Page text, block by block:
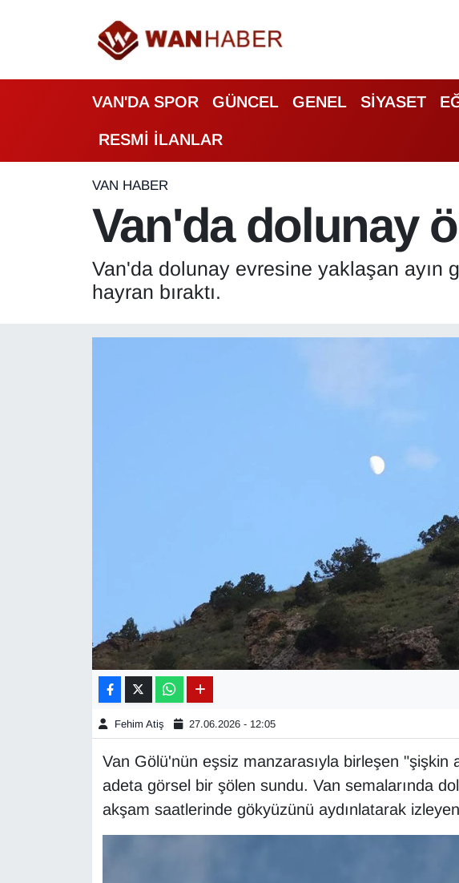
VAN'DA SPOR GÜNCEL GENEL SİYASET
RESMİ İLANLAR
VAN HABER
Van'da dolunay
Van'da dolunay evresine yaklaşan
hayran bıraktı.
Fehim Atiş 27.06.2026 - 12:05
Van Gölü'nün eşsiz manzarasıyla birleşen "şişkin
adeta görsel bir şölen sundu. Van semalarında
akşam saatlerinde gökyüzünü aydınlatarak
ASAYİŞ
BİLİM VE TEKNOLOJİ
Biyografi
Bölge Haberleri
ÇEVRE
En çok konuşulanlar
GENEL
HABERDE İNSAN
Van Nöbetçi Eczaneler
Van Hava Durumu
Van Namaz Vakitleri
Van Trafik Yoğunluk Haritası
Süper Lig Puan Durumu ve Fikstür
Tüm Manşetler
Son Dakika Haberleri